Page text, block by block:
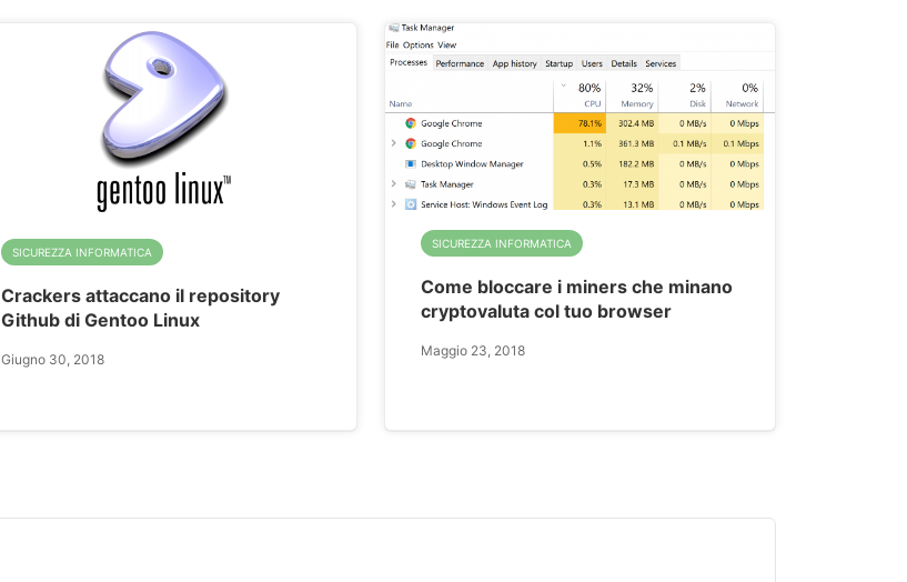
SICUREZZA INFORMATICA
Crackers attaccano il repository
Github di Gentoo Linux
Giugno 30, 2018
SICUREZZA INFORMATICA
Come bloccare i miners che minano
cryptovaluta col tuo browser
Maggio 23, 2018